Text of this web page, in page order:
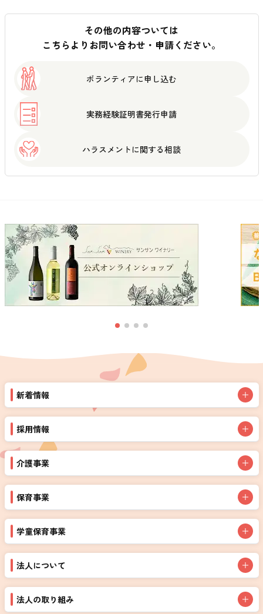
その他の内容ついては
こちらよりお問い合わせ・申請ください。
ボランティアに申し込む
実務経験証明書発行申請
ハラスメントに関する相談
新着情報
採用情報
介護事業
保育事業
学童保育事業
法人について
法人の取り組み